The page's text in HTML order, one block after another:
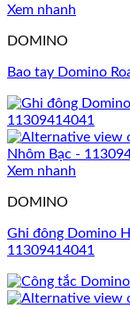
Xem nhanh
DOMINO
Bao tay Domino
Xem nhanh
DOMINO
Ghi đông Domino
11309414041